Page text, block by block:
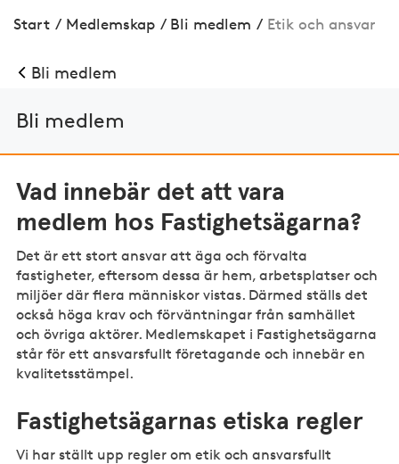
Start / Medlemskap / Bli medlem / Etik och ansvar
Bli medlem
Bli medlem
Vad innebär det att vara
medlem hos Fastighetsägarna?
Det är ett stort ansvar att äga och förvalta
fastigheter, eftersom dessa är hem, arbetsplatser och
miljöer där flera människor vistas. Därmed ställs det
också höga krav och förväntningar från samhället
och övriga aktörer. Medlemskapet i Fastighetsägarna
står för ett ansvarsfullt företagande och innebär en
kvalitetsstämpel.
Fastighetsägarnas etiska regler
Vi har ställt upp regler om etik och ansvarsfullt